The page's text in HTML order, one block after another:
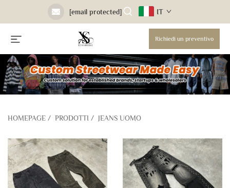
[email protected] IT
Richiedi un preventivo
HOMEPAGE / PRODOTTI / JEANS UOMO